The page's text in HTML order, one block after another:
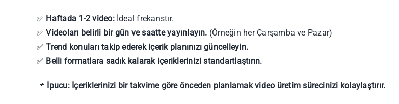
✅ Haftada 1-2 video:İdeal frekanstır.
✅Videoları belirli bir gün ve saatte yayınlayın. (Örneğin her Çarşamba ve Pazar)
✅Trend konuları takip ederek içerik planınızı güncelleyin.
✅ Belli formatlara sadık kalarak içeriklerinizi standartlaştırın.
📌 İpucu: İçeriklerinizi bir takvime göre önceden planlamak video üretim sürecinizi kolaylaştırır.